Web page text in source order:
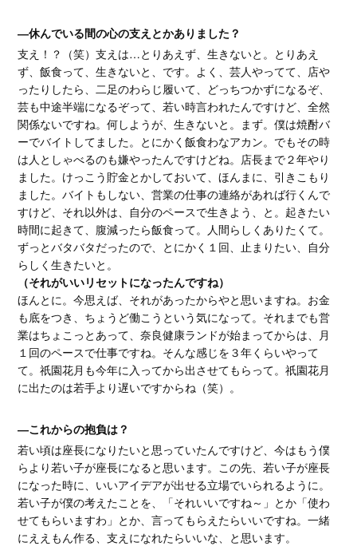
―休んでいる間の心の支えとかありました？
支え！？（笑）支えは…とりあえず、生きないと。とりあえ
ず、飯食って、生きないと、です。よく、芸人やってて、店や
ったりしたら、二足のわらじ履いて、どっちつかずになるぞ、
芸も中途半端になるぞって、若い時言われたんですけど、全然
関係ないですね。何しようが、生きないと。まず。僕は焼酎バ
ーでバイトしてました。とにかく飯食わなアカン。でもその時
は人としゃべるのも嫌やったんですけどね。店長まで２年やり
ました。けっこう貯金とかしておいて、ほんまに、引きこもり
ました。バイトもしない、営業の仕事の連絡があれば行くんで
すけど、それ以外は、自分のペースで生きよう、と。起きたい
時間に起きて、腹減ったら飯食って。人間らしくありたくて。
ずっとバタバタだったので、とにかく１回、止まりたい、自分
らしく生きたいと。
（それがいいリセットになったんですね）
ほんとに。今思えば、それがあったからやと思いますね。お金
も底をつき、ちょうど働こうという気になって。それまでも営
業はちょこっとあって、奈良健康ランドが始まってからは、月
１回のペースで仕事ですね。そんな感じを３年くらいやって
て。祇園花月も今年に入ってから出させてもらって。祇園花月
に出たのは若手より遅いですからね（笑）。
―これからの抱負は？
若い頃は座長になりたいと思っていたんですけど、今はもう僕
らより若い子が座長になると思います。この先、若い子が座長
になった時に、いいアイデアが出せる立場でいられるように。
若い子が僕の考えたことを、「それいいですね～」とか「使わ
せてもらいますわ」とか、言ってもらえたらいいですね。一緒
にええもん作る、支えになれたらいいな、と思います。